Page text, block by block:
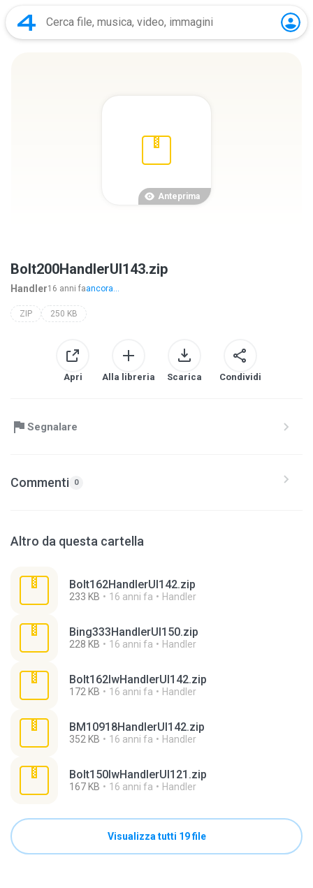
Anteprima
Bolt200HandlerUI143.zip
Handler16 anni faancora...
ZIP 250 KB
Apri Alla libreria Scarica Condividi
Segnalare
Commenti 0
Altro da questa cartella
Bolt162HandlerUI142.zip
233 KB 16 anni fa Handler
Bing333HandlerUI150.zip
228 KB 16 anni fa Handler
Bolt162lwHandlerUI142.zip
172 KB 16 anni fa Handler
BM10918HandlerUI142.zip
352 KB 16 anni fa Handler
Bolt150lwHandlerUI121.zip
167 KB 16 anni fa Handler
Visualizza tutti 19 file